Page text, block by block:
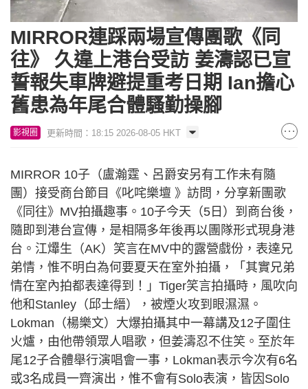
Unmute Loaded
4.43%
MIRROR連踩兩場宣傳團歌《同
往》 久違上港台受訪 姜濤認已宣
誓報失車牌避提重考日期 Ian擔心
舊患為年尾合體騷勤操腳
影視圈 更新時間：18:15 2026-08-05 HKT
MIRROR 10子（盧瀚霆、呂爵安另有工作未有隨
團）接受商台節目《叱咤樂壇 》訪問，分享新團歌
《同往》MV拍攝趣事。10子今天（5日）到商台後，
隨即到港台宣傳，是相隔多年後再以團隊形式現身港
台。江𤒹生（AK）笑言在MV中的露營戲份，表達兄
弟情，惟不明白為何要夏天在室外拍攝，「其實兄弟
情在室內拍都表達得到！」Tiger笑言拍攝時，風吹向
他和Stanley（邱士縉），被煙火攻到眼濕濕。
Lokman（楊樂文）大爆拍攝其中一幕講及12子圍住
火爐，由他帶領眾人唱歌，但姜濤忍不住笑。至於年
尾12子合體舉行演唱會一事，Lokman表示今次有6名
或3名成員一齊演出，惟不會有Solo表演，皆因Solo